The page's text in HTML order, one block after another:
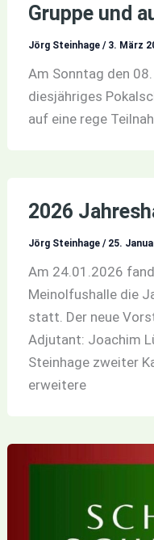
Gruppe und
Jörg Steinhage / 3. März
Am Sonntag den
diesjähriges
auf eine rege
2026
Jörg Steinhage / 25.
Am 24.01.2026
Meinolfushalle die
statt. Der neue
Adjutant: Joachim
Steinhage zweiter
erweitere